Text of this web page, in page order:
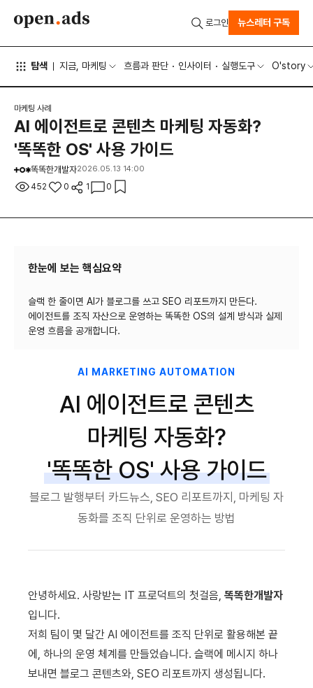
탐색 지금, 마케팅 흐름과 판단 인사이터 실행도구 O'story
로그인 뉴스레터 구독
마케팅 사례
AI 에이전트로 콘텐츠 마케팅 자동화?
'똑똑한 OS' 사용 가이드
똑똑한개발자2026.05.13 14:00
452 0 1 0
한눈에 보는 핵심요약
슬랙 한 줄이면 AI가 블로그를 쓰고 SEO 리포트까지 만든다.
에이전트를 조직 자산으로 운영하는 똑똑한 OS의 설계 방식과 실제
AI MARKETING AUTOMATION
AI 에이전트로 콘텐츠
마케팅 자동화?
'똑똑한 OS' 사용 가이드
블로그 발행부터 카드뉴스, SEO 리포트까지, 마케팅 자
동화를 조직 단위로 운영하는 방법
안녕하세요. 사랑받는 IT 프로덕트의 첫걸음, 똑똑한개발자
입니다.
저희 팀이 몇 달간 AI 에이전트를 조직 단위로 활용해본 끝
에, 하나의 운영 체계를 만들었습니다. 슬랙에 메시지 하나
보내면 블로그 콘텐츠와, SEO 리포트까지 생성됩니다.